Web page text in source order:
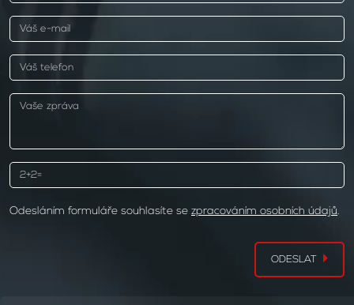
Odesláním formuláře souhlasíte se zpracováním osobních údajů.
ODESLAT